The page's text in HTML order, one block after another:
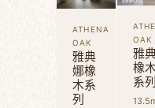
ATHENA
OAK
雅典
娜橡
木系
列
OAK
雅
橡
系列